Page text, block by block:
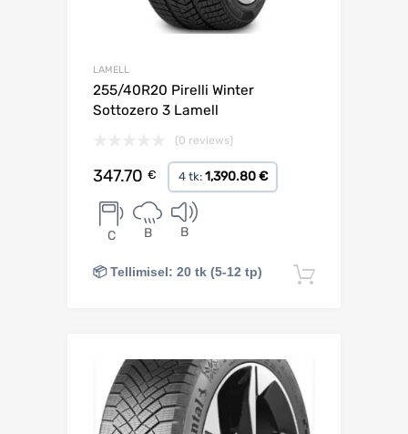
LAMELL
255/40R20 Pirelli Winter
Sottozero 3 Lamell
(0 reviews)
347.70 € 4 tk: 1,390.80 €
C B B
📦 Tellimisel: 20 tk (5-12 tp)